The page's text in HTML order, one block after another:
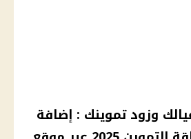
وزود تموينك : إضافة